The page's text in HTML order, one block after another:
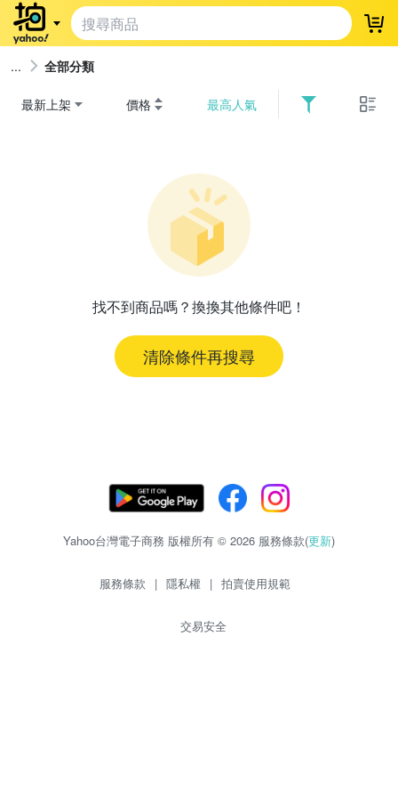
登
全部分類
最新上架 價格 最高人氣
找不到商品嗎？換換其他條件吧！
清除條件再搜尋
Yahoo台灣電子商務 版權所有 © 2026 服務條款(更新)
服務條款 | 隱私權 | 拍賣使用規範
交易安全